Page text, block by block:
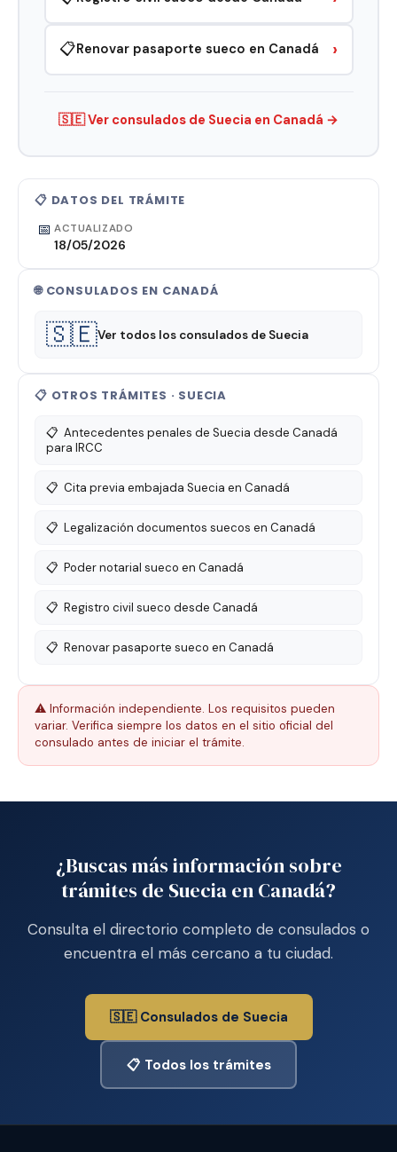
📋 DATOS DEL TRÁMITE
📅 ACTUALIZADO
18/05/2026
🌐 CONSULADOS EN CANADÁ
🇸🇪Ver todos los consulados de Suecia
📋 OTROS TRÁMITES · SUECIA
📋 Antecedentes penales de Suecia desde Canadá
para IRCC
📋 Cita previa embajada Suecia en Canadá
📋 Legalización documentos suecos en Canadá
📋 Poder notarial sueco en Canadá
📋 Registro civil sueco desde Canadá
📋 Renovar pasaporte sueco en Canadá
⚠️ Información independiente. Los requisitos pueden
variar. Verifica siempre los datos en el sitio oficial del
consulado antes de iniciar el trámite.
📋Renovar pasaporte sueco en Canadá ›
🇸🇪 Ver consulados de Suecia en Canadá →
¿Buscas más información sobre
trámites de Suecia en Canadá?
Consulta el directorio completo de consulados o
encuentra el más cercano a tu ciudad.
🇸🇪 Consulados de Suecia
📋 Todos los trámites